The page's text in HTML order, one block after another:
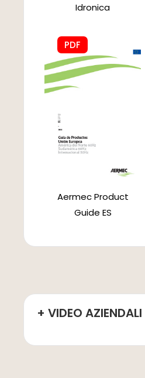
Idronica
PDF
Aermec Product
Guide ES
+ VIDEO AZIENDALI